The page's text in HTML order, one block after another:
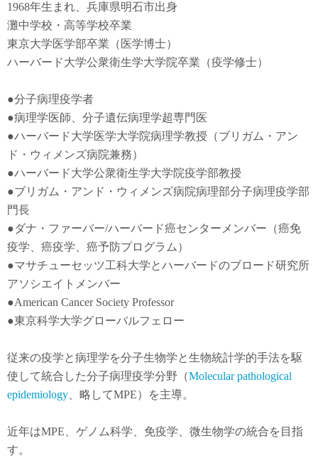
1968年生まれ、兵庫県明石市出身
灘中学校・高等学校卒業
東京大学医学部卒業（医学博士）
ハーバード大学公衆衛生学大学院卒業（疫学修士）
●分子病理疫学者
●病理学医師、分子遺伝病理学超専門医
●ハーバード大学医学大学院病理学教授（ブリガム・アン
ド・ウィメンズ病院兼務）
●ハーバード大学公衆衛生学大学院疫学部教授
●ブリガム・アンド・ウィメンズ病院病理部分子病理疫学部
門長
●ダナ・ファーバー/ハーバード癌センターメンバー（癌免
疫学
癌疫学 、癌予防プログラム）
●マサチューセッツ工科大学とハーバードのブロード研究所
アソシエイトメンバー
●American Cancer Society Professor
●東京科学大学グローバルフェロー
従来の疫学と病理学を分子生物学と生物統計学的手法を駆
使して統合した分子病理疫学分野（Molecular pathological
epidemiology 、略してMPE）を主導。
近年はMPE 、ゲノム科学、免疫学、微生物学の統合を目指
す。